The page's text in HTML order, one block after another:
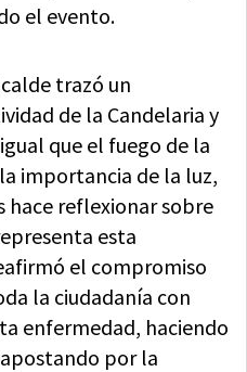
el evento.
trazó un
de la Candelaria y
que el fuego de la
importancia de la luz,
hace reflexionar sobre
esta
el compromiso
la ciudadanía con
enfermedad, haciendo
por la